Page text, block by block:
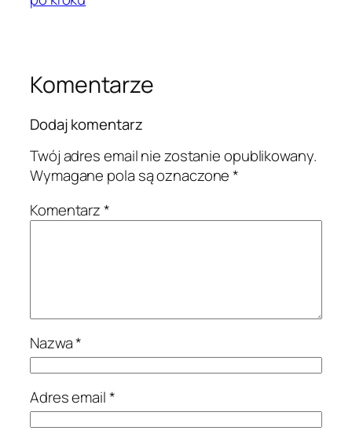
Komentarze
Dodaj komentarz
Twój adres email nie zostanie opublikowany.
Wymagane pola są oznaczone*
Komentarz*
Nazwa*
Adres email*